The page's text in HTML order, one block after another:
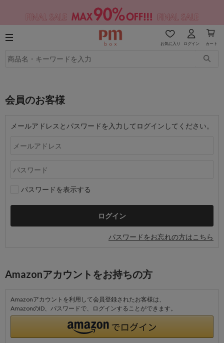
お気に入り ログイン カート
会員のお客様
メールアドレスとパスワードを入力してログインしてください。
パスワードを表示する
パスワードをお忘れの方はこちら
Amazonアカウントをお持ちの方
Amazonアカウントを利用して会員登録されたお客様は、
AmazonのID、パスワードで、ログインすることができます。